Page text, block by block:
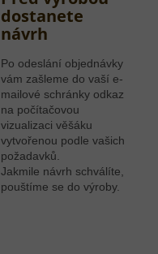
dostanete
návrh
Po odeslání objednávky
vám zašleme do vaší e-
mailové schránky odkaz
na počítačovou
vizualizaci věšáku
vytvořenou podle vašich
požadavků.
Jakmile návrh schválíte,
pouštíme se do výroby.